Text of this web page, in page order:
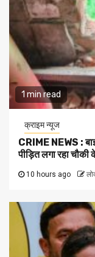
1 min read
क्राइम न्यूज
CRIME NEWS :
पीड़ित लगा रहा
10 hours ago